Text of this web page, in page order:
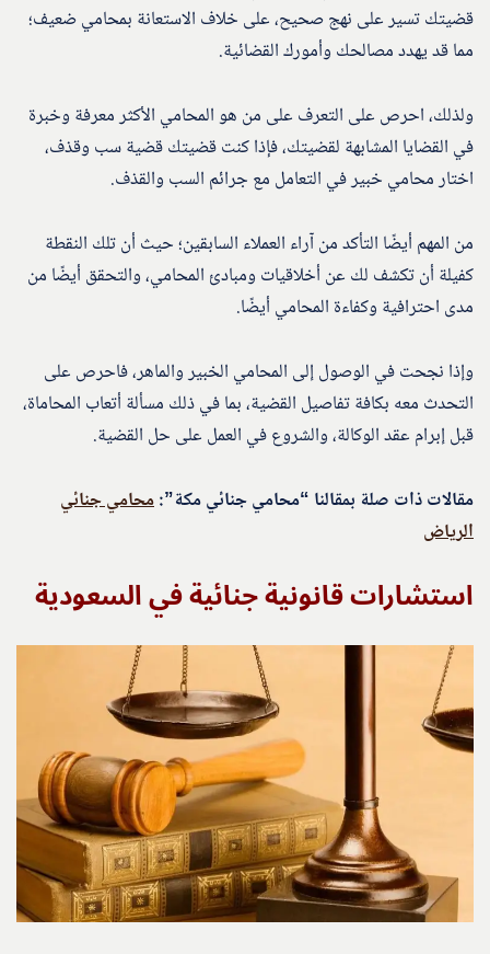
قضيتك تسير على نهج صحيح، على خلاف الاستعانة بمحامي ضعيف؛
مما قد يهدد مصالحك وأمورك القضائية.
ولذلك، احرص على التعرف على من هو المحامي الأكثر معرفة وخبرة
في القضايا المشابهة لقضيتك، فإذا كنت قضيتك قضية سب وقذف،
اختار محامي خبير في التعامل مع جرائم السب والقذف.
من المهم أيضًا التأكد من آراء العملاء السابقين؛ حيث أن تلك النقطة
كفيلة أن تكشف لك عن أخلاقيات ومبادئ المحامي، والتحقق أيضًا من
مدى احترافية وكفاءة المحامي أيضًا.
وإذا نجحت في الوصول إلى المحامي الخبير والماهر، فاحرص على
التحدث معه بكافة تفاصيل القضية، بما في ذلك مسألة أتعاب المحاماة،
قبل إبرام عقد الوكالة، والشروع في العمل على حل القضية.
مقالات ذات صلة بمقالنا “محامي جنائي مكة”:محامي جنائي
الرياض
استشارات قانونية جنائية في السعودية